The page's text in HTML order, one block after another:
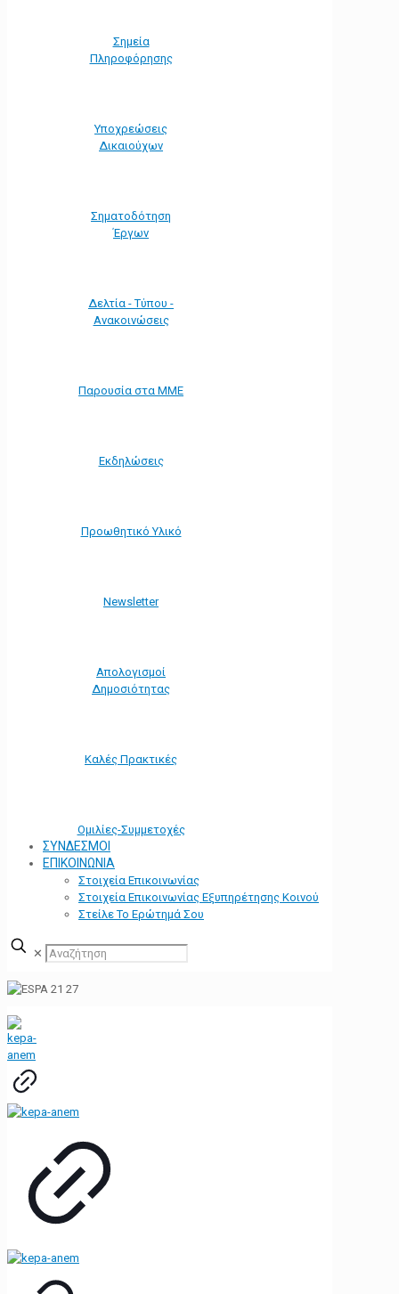
Σημεία
Πληροφόρησης
Υποχρεώσεις
Δικαιούχων
Σηματοδότηση
Έργων
Δελτία - Τύπου -
Ανακοινώσεις
Παρουσία στα ΜΜΕ
Εκδηλώσεις
Προωθητικό Υλικό
Νewsletter
Απολογισμοί
Δημοσιότητας
Καλές Πρακτικές
Ομιλίες-Συμμετοχές
ΣΥΝΔΕΣΜΟΙ
ΕΠΙΚΟΙΝΩΝΙΑ
Στοιχεία Επικοινωνίας
Στοιχεία Επικοινωνίας Εξυπηρέτησης Κοινού
Στείλε Το Ερώτημά Σου
✕